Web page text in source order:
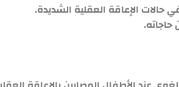
الإعاقة العقلية الشديدة.